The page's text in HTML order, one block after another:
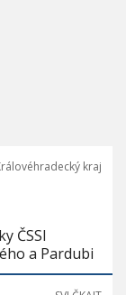
kraj
ČSSI
a Pardubi